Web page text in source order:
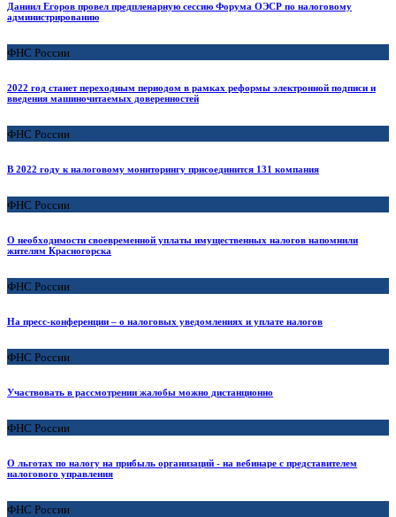
Даниил Егоров провел предпленарную сессию Форума ОЭСР по налоговому
администрированию
ФНС России
2022 год станет переходным периодом в рамках реформы электронной подписи и
введения машиночитаемых доверенностей
ФНС России
В 2022 году к налоговому мониторингу присоединится 131 компания
ФНС России
О необходимости своевременной уплаты имущественных налогов напомнили
жителям Красногорска
ФНС России
На пресс-конференции – о налоговых уведомлениях и уплате налогов
ФНС России
Участвовать в рассмотрении жалобы можно дистанционно
ФНС России
О льготах по налогу на прибыль организаций - на вебинаре с представителем
налогового управления
ФНС России